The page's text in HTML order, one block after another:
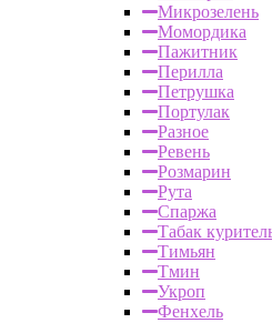
Микрозелень
Момордика
Пажитник
Перилла
Петрушка
Портулак
Разное
Ревень
Розмарин
Рута
Спаржа
Табак
Тимьян
Тмин
Укроп
Фенхель